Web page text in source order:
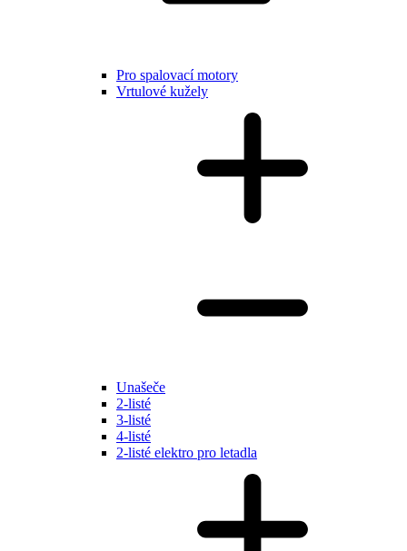
Pro spalovací motory
Vrtulové kužely
Unašeče
2-listé
3-listé
4-listé
2-listé elektro pro letadla